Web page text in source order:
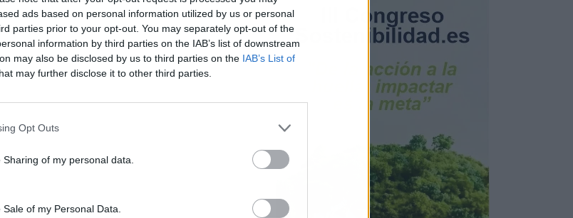
ads based on personal information utilized by us or personal
parties prior to your opt-out. You may separately opt-out of the
information by third parties on the IAB’s list of downstream
may also be disclosed by us to third parties on the IAB’s List of
may further disclose it to other third parties.
Opt Outs
of my personal data.
of my Personal Data.